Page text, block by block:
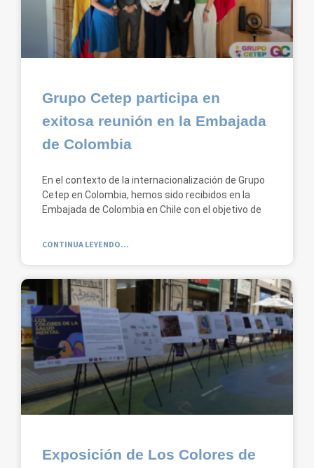
Grupo Cetep participa en
exitosa reunión en la Embajada
de Colombia
En el contexto de la internacionalización de Grupo
Cetep en Colombia, hemos sido recibidos en la
Embajada de Colombia en Chile con el objetivo de
CONTINUA LEYENDO...
Exposición de Los Colores de